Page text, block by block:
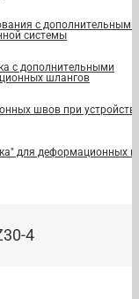
с дополнительными
системы
с дополнительными
шлангов
швов при
для деформационных и
4